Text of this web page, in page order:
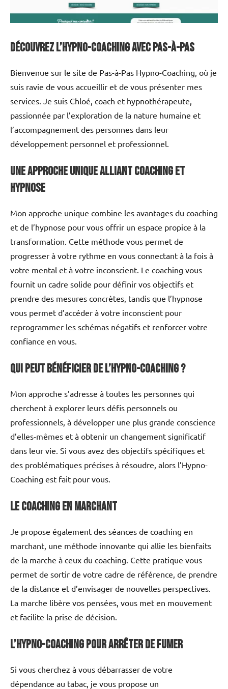
Découvrez l’Hypno-Coaching avec Pas-à-Pas
Bienvenue sur le site de Pas-à-Pas Hypno-Coaching, où je
suis ravie de vous accueillir et de vous présenter mes
services. Je suis Chloé, coach et hypnothérapeute,
passionnée par l’exploration de la nature humaine et
l’accompagnement des personnes dans leur
développement personnel et professionnel.
Une approche unique alliant Coaching et
Hypnose
Mon approche unique combine les avantages du coaching
et de l’hypnose pour vous offrir un espace propice à la
transformation. Cette méthode vous permet de
progresser à votre rythme en vous connectant à la fois à
votre mental et à votre inconscient. Le coaching vous
fournit un cadre solide pour définir vos objectifs et
prendre des mesures concrètes, tandis que l’hypnose
vous permet d’accéder à votre inconscient pour
reprogrammer les schémas négatifs et renforcer votre
confiance en vous.
Qui peut bénéficier de l’Hypno-Coaching ?
Mon approche s’adresse à toutes les personnes qui
cherchent à explorer leurs défis personnels ou
professionnels, à développer une plus grande conscience
d’elles-mêmes et à obtenir un changement significatif
dans leur vie. Si vous avez des objectifs spécifiques et
des problématiques précises à résoudre, alors l’Hypno-
Coaching est fait pour vous.
Le Coaching en Marchant
Je propose également des séances de coaching en
marchant, une méthode innovante qui allie les bienfaits
de la marche à ceux du coaching. Cette pratique vous
permet de sortir de votre cadre de référence, de prendre
de la distance et d’envisager de nouvelles perspectives.
La marche libère vos pensées, vous met en mouvement
et facilite la prise de décision.
L’Hypno-Coaching pour arrêter de fumer
Si vous cherchez à vous débarrasser de votre
dépendance au tabac, je vous propose un